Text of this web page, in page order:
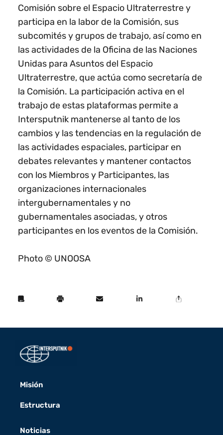
Comisión sobre el Espacio Ultraterrestre y
participa en la labor de la Comisión, sus
subcomités y grupos de trabajo, así como en
las actividades de la Oficina de las Naciones
Unidas para Asuntos del Espacio
Ultraterrestre, que actúa como secretaría de
la Comisión. La participación activa en el
trabajo de estas plataformas permite a
Intersputnik mantenerse al tanto de los
cambios y las tendencias en la regulación de
las actividades espaciales, participar en
debates relevantes y mantener contactos
con los Miembros y Participantes, las
organizaciones internacionales
intergubernamentales y no
gubernamentales asociadas, y otros
participantes en los eventos de la Comisión.
Photo © UNOOSA
Misión
Estructura
Noticias